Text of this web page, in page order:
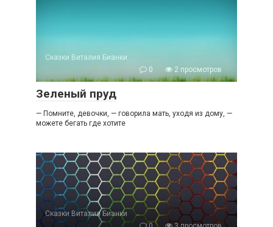
Сказки Виталия Бианки
0
2 просмотров
Зеленый пруд
— Помните, девочки, — говорила мать, уходя из дому, —
можете бегать где хотите
Сказки Виталия Бианки